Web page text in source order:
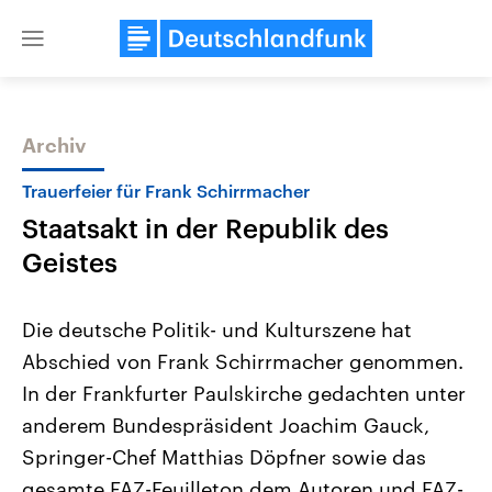
Close
Themen
Landtagswahl Sachsen-Anhalt
2026
Alle Informationen
Sachsen-Anhalt wählt am 6.
September 2026 einen neuen
Landtag. Seit 2021 wird das
Bundesland von einer Koalition aus
Aktuelle Beiträge,
Hintergründe
Wirtschaftlich und
gehören die Vereinigten
den mächtigsten Ländern
mit großem Einfluss auf
Archiv
Trauerfeier für Frank Schirrmacher
Staatsakt in der Republik des
Geistes
Die deutsche Politik- und Kulturszene hat
Abschied von Frank Schirrmacher genommen.
In der Frankfurter Paulskirche gedachten unter
anderem Bundespräsident Joachim Gauck,
Springer-Chef Matthias Döpfner sowie das